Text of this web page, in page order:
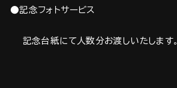
●記念フォトサービス
記念台紙にて人数分お渡しいたします。